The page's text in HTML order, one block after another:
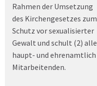
Rahmen der Umsetzung
des Kirchengesetzes zum
Schutz vor sexualisierter
Gewalt und schult (2) alle
haupt- und ehrenamtlich
Mitarbeitenden.